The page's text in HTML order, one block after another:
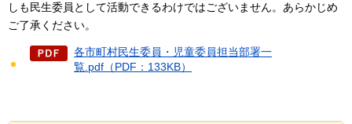
しも民生委員として活動できるわけではございません。あらかじめ
ご了承ください。
各市町村民生委員・児童委員担当部署一
覧.pdf（PDF：133KB）